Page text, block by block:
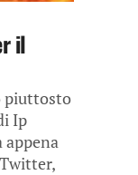
il
piuttosto
Ip
appena